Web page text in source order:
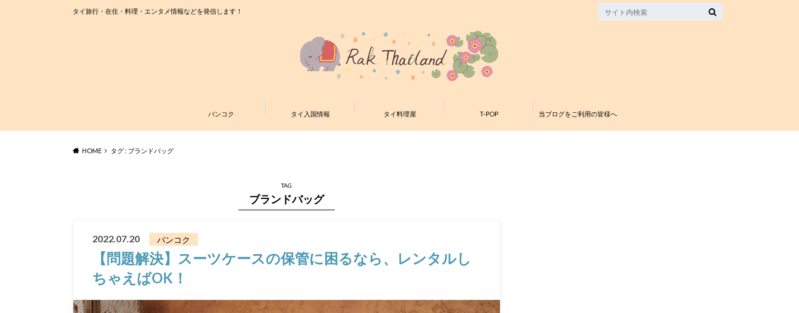
タイ旅行・在住・料理・エンタメ情報などを発信します！
バンコク タイ入国情報 タイ料理屋 T-POP 当ブログをご利用の皆様へ
HOME タグ : ブランドバッグ
TAG
ブランドバッグ
2022.07.20 バンコク
【問題解決】スーツケースの保管に困るなら、レンタルし
ちゃえばOK！